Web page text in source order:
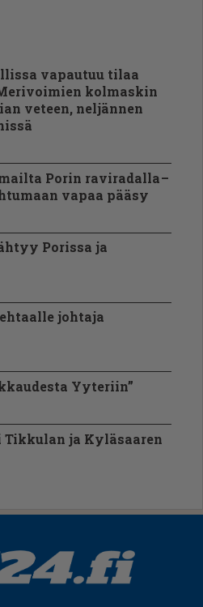
vapautuu tilaa
kolmaskin
veteen, neljännen
Porin raviradalla –
vapaa pääsy
Porissa ja
johtaja
Yyteriin”
ja Kyläsaaren